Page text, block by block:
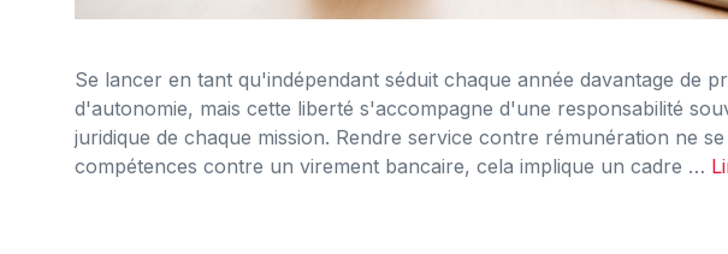
Se lancer en tant qu'indépendant séduit chaque année davantage de
d'autonomie, mais cette liberté s'accompagne d'une responsabilité
juridique de chaque mission. Rendre service contre rémunération ne
compétences contre un virement bancaire, cela implique un cadre …